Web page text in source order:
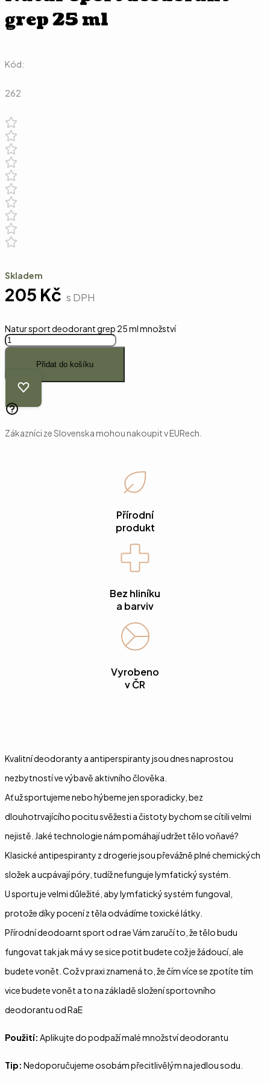
grep 25 ml
Kód:
262
Skladem
205 Kč s DPH
Natur sport deodorant grep 25 ml množství
Přidat do košíku
Zákazníci ze Slovenska mohou nakoupit v EURech.
Přírodní
produkt
Bez hliníku
a barviv
Vyrobeno
v ČR
Kvalitní deodoranty a antiperspiranty jsou dnes naprostou
nezbytností ve výbavě aktivního člověka.
Ať už sportujeme nebo hýbeme jen sporadicky, bez
dlouhotrvajícího pocitu svěžesti a čistoty bychom se cítili velmi
nejistě. Jaké technologie nám pomáhají udržet tělo voňavé?
Klasické antipespiranty z drogerie jsou převážně plné chemických
složek a ucpávají póry, tudíž nefunguje lymfatický systém.
U sportu je velmi důležité, aby lymfatický systém fungoval,
protože díky pocení z těla odvádíme toxické látky.
Přírodní deodoarnt sport od rae Vám zaručí to, že tělo budu
fungovat tak jak má vy se sice potit budete což je žádoucí, ale
budete vonět. Což v praxi znamená to, že čím více se zpotíte tím
vice budete vonět a to na základě složení sportovního
deodorantu od RaE
Použití: Aplikujte do podpaží malé množství deodorantu
Tip: Nedoporučujeme osobám přecitlivělým na jedlou sodu.